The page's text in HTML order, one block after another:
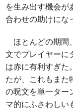
を生み出す機会が
合わせの助けにな
ほとんどの期間
文でプレイヤーに
は赤に有利すぎた
たが、これもまた
の呪文を単一ター
マ的にふさわしい